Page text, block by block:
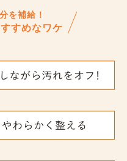
を補給！
すめなワケ